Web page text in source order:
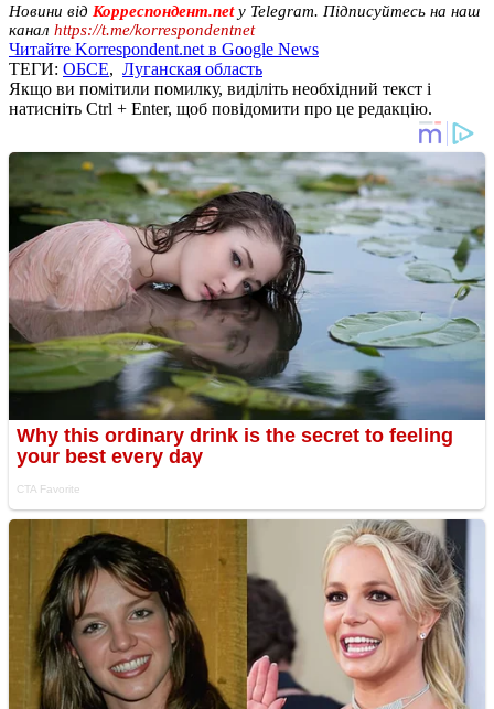
Новини від Корреспондент.netу Telegram. Підписуйтесь на наш
канал https://t.me/korrespondentnet
Читайте Korrespondent.net в Google News
ТЕГИ: ОБСЕ, Луганская область
Якщо ви помітили помилку, виділіть необхідний текст і
натисніть Ctrl + Enter, щоб повідомити про це редакцію.